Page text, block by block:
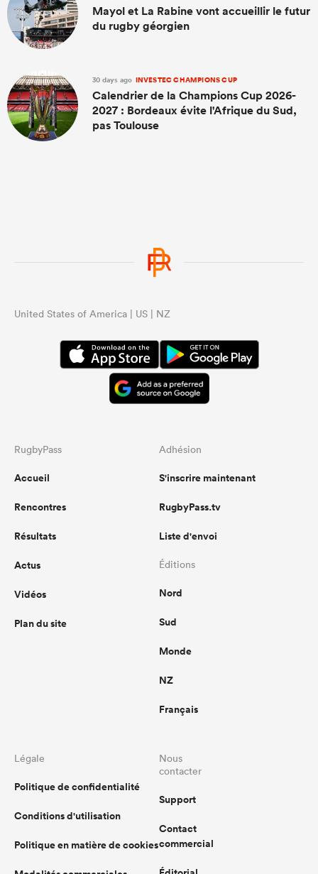
Mayol et La Rabine vont accueillir le futur
du rugby géorgien
30 days ago INVESTEC CHAMPIONS CUP
Calendrier de la Champions Cup 2026-
2027 : Bordeaux évite l'Afrique du Sud,
pas Toulouse
United States of America | US | NZ
RugbyPass
Accueil
Rencontres
Résultats
Actus
Vidéos
Plan du site
Adhésion
S'inscrire maintenant
RugbyPass.tv
Liste d'envoi
Éditions
Nord
Sud
Monde
NZ
Français
Légale
Politique de confidentialité
Conditions d'utilisation
Politique en matière de cookies
Nous
contacter
Support
Contact
commercial